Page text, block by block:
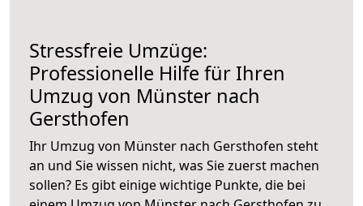
Stressfreie Umzüge:
Professionelle Hilfe für Ihren
Umzug von Münster nach
Gersthofen
Ihr Umzug von Münster nach Gersthofen steht
an und Sie wissen nicht, was Sie zuerst machen
sollen? Es gibt einige wichtige Punkte, die bei